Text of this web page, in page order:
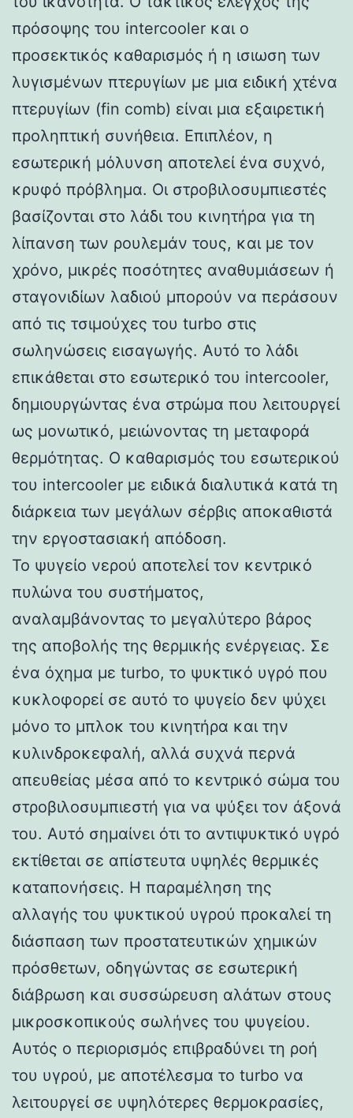
πρόσοψης του intercooler και ο
προσεκτικός καθαρισμός ή η ισιωση των
λυγισμένων πτερυγίων με μια ειδική χτένα
πτερυγίων (fin comb) είναι μια εξαιρετική
προληπτική συνήθεια. Επιπλέον, η
εσωτερική μόλυνση αποτελεί ένα συχνό,
κρυφό πρόβλημα. Οι στροβιλοσυμπιεστές
βασίζονται στο λάδι του κινητήρα για τη
λίπανση των ρουλεμάν τους, και με τον
χρόνο, μικρές ποσότητες αναθυμιάσεων ή
σταγονιδίων λαδιού μπορούν να περάσουν
από τις τσιμούχες του turbo στις
σωληνώσεις εισαγωγής. Αυτό το λάδι
επικάθεται στο εσωτερικό του intercooler,
δημιουργώντας ένα στρώμα που λειτουργεί
ως μονωτικό, μειώνοντας τη μεταφορά
θερμότητας. Ο καθαρισμός του εσωτερικού
του intercooler με ειδικά διαλυτικά κατά τη
διάρκεια των μεγάλων σέρβις αποκαθιστά
την εργοστασιακή απόδοση.
Το ψυγείο νερού αποτελεί τον κεντρικό
πυλώνα του συστήματος,
αναλαμβάνοντας το μεγαλύτερο βάρος
της αποβολής της θερμικής ενέργειας. Σε
ένα όχημα με turbo, το ψυκτικό υγρό που
κυκλοφορεί σε αυτό το ψυγείο δεν ψύχει
μόνο το μπλοκ του κινητήρα και την
κυλινδροκεφαλή, αλλά συχνά περνά
απευθείας μέσα από το κεντρικό σώμα του
στροβιλοσυμπιεστή για να ψύξει τον άξονά
του. Αυτό σημαίνει ότι το αντιψυκτικό υγρό
εκτίθεται σε απίστευτα υψηλές θερμικές
καταπονήσεις. Η παραμέληση της
αλλαγής του ψυκτικού υγρού προκαλεί τη
διάσπαση των προστατευτικών χημικών
πρόσθετων, οδηγώντας σε εσωτερική
διάβρωση και συσσώρευση αλάτων στους
μικροσκοπικούς σωλήνες του ψυγείου.
Αυτός ο περιορισμός επιβραδύνει τη ροή
του υγρού, με αποτέλεσμα το turbo να
λειτουργεί σε υψηλότερες θερμοκρασίες,